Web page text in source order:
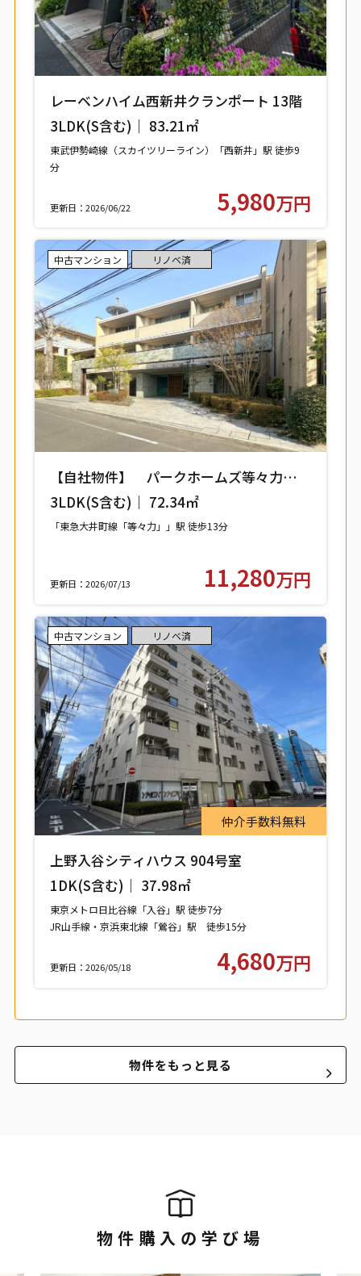
レーベンハイム西新井クランポート 13階
3LDK(S含む)｜ 83.21㎡
東武伊勢崎線（スカイツリーライン）「西新井」駅 徒歩9
分
更新日：2026/06/22 5,980万円
中古マンション リノベ済
【自社物件】 パークホームズ等々力レジ
デンススクエア 208号室 【世田谷区中
町】
3LDK(S含む)｜ 72.34㎡
「東急大井町線「等々力」」駅 徒歩13分
更新日：2026/07/13 11,280万円
仲介手数料無料
中古マンション リノベ済
上野入谷シティハウス 904号室
1DK(S含む)｜ 37.98㎡
東京メトロ日比谷線「入谷」駅 徒歩7分
JR山手線・京浜東北線「鶯谷」駅 徒歩15分
更新日：2026/05/18 4,680万円
物件をもっと見る
物件購入の学び場